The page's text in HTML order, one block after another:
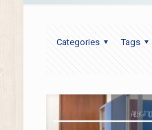
Categories Tags